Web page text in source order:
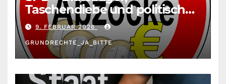
Taschendiebe und politisch
unberechenbar
9. FEBRUAR 2026
GRUNDRECHTE_JA_BITTE